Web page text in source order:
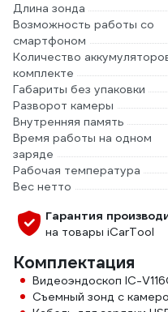
Длина зонда
Возможность работы со
смартфоном
Количество
комплекте
Габариты без упаковки
Разворот камеры
Внутренняя память
Время работы на одном
заряде
Рабочая температура
Вес нетто
Гарантия
на товары iCarTool
Комплектация
Видеоэндоскоп IC-
Съемный зонд с